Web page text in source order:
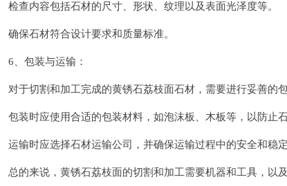
检查内容包括石材的尺寸、形状、纹理以及表面光泽度等。
确保石材符合设计要求和质量标准。
6、包装与运输：
对于切割和加工完成的黄锈石荔枝面石材，需要进行妥善的包
包装时应使用合适的包装材料，如泡沫板、木板等，以防止
运输时应选择石材运输公司，并确保运输过程中的安全和稳定
总的来说，黄锈石荔枝面的切割和加工需要机器和工具，以